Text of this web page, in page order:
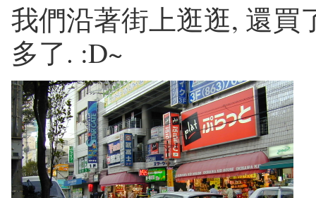
我們沿著街上逛逛, 還買
多了. :D~